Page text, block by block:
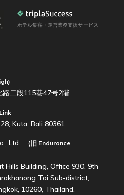
ホテル集客・運営業務支援サービス
二段115巷47号2階
Kuta, Bali 80361
Ltd. （旧 Endurance
Hills Building, Office 930, 9th
Tai Sub-district,
10260, Thailand.